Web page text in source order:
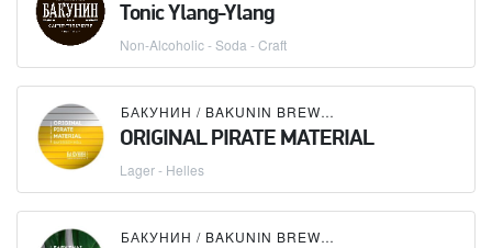
Tonic Ylang-Ylang
Non-Alcoholic - Soda - Craft
БАКУНИН / BAKUNIN BREWING CO.
ORIGINAL PIRATE MATERIAL
Lager - Helles
БАКУНИН / BAKUNIN BREWING CO.